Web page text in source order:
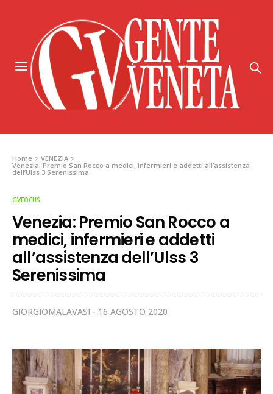
Home
VENEZIA
Venezia: Premio San Rocco a medici, infermieri e addetti all’assistenza
dell’Ulss 3 Serenissima
GVFOCUS
Venezia: Premio San Rocco a
medici, infermieri e addetti
all’assistenza dell’Ulss 3
Serenissima
GIORGIOMALAVASI 16 AGOSTO 2020